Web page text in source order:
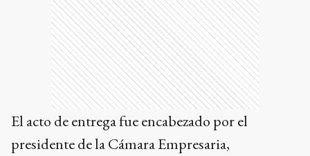
El acto de entrega fue encabezado por el
presidente de la Cámara Empresaria,